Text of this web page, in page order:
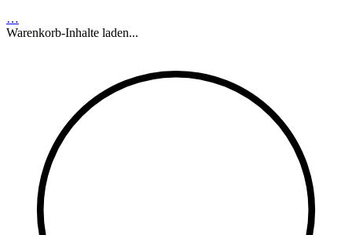
…
Warenkorb-Inhalte laden...